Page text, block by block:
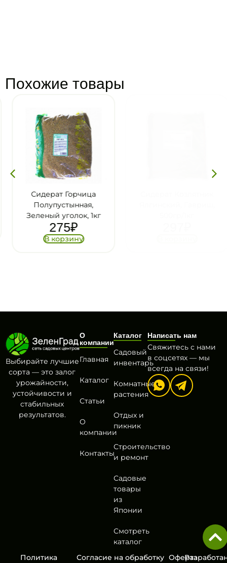
Похожие товары
Сидерат Горчица
Полупустынная,
Зеленый уголок, 1кг
275₽
В корзину
Выбирайте лучшие
сорта — это залог
урожайности,
устойчивости и
стабильных
результатов.
О
компании
Главная
Каталог
Статьи
О
компании
Контакты
Каталог
Садовый
инвентарь
Комнатные
растения
Отдых и
пикник
Строительство
и ремонт
Садовые
товары
из
Японии
Смотреть
каталог
Написать нам
Свяжитесь с нами
в соцсетях — мы
всегда на связи!
Политика Согласие на обработку Оферта